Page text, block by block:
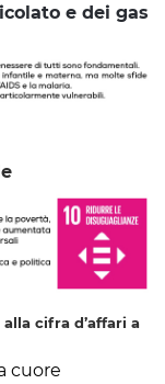
e dei gas
cifra d’affari a
cuore